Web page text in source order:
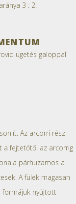
3 : 2.
ügetés galoppal
Az arcorri rész
a fejtetőtől az arcorrig
párhuzamos a
A fülek magasan
formájuk nyújtott